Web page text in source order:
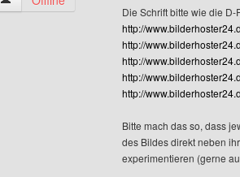
Die Schrift bitte wie die
http://
http://
http://
http://
http://
Bitte mach das so, dass
des Bildes direkt neben
experimentieren (gerne